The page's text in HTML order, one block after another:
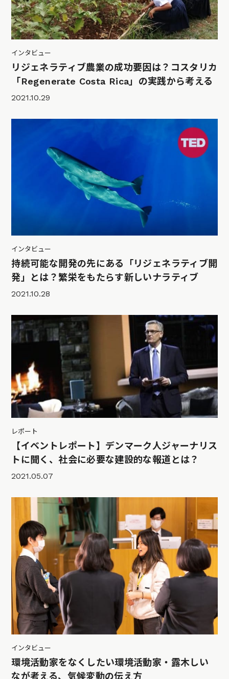
インタビュー
リジェネラティブ農業の成功要因は？コスタリカ
「Regenerate Costa Rica」の実践から考える
2021.10.29
インタビュー
持続可能な開発の先にある「リジェネラティブ開
発」とは？繁栄をもたらす新しいナラティブ
2021.10.28
レポート
【イベントレポート】デンマーク人ジャーナリス
トに聞く、社会に必要な建設的な報道とは？
2021.05.07
インタビュー
環境活動家をなくしたい環境活動家・露木しい
なが考える、気候変動の伝え方